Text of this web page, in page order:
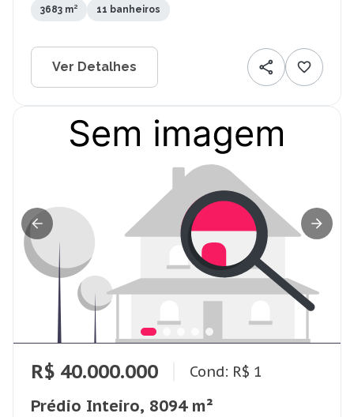
3683 m² 11 banheiros
Ver Detalhes
R$ 40.000.000 Cond: R$ 1
Prédio Inteiro, 8094 m²